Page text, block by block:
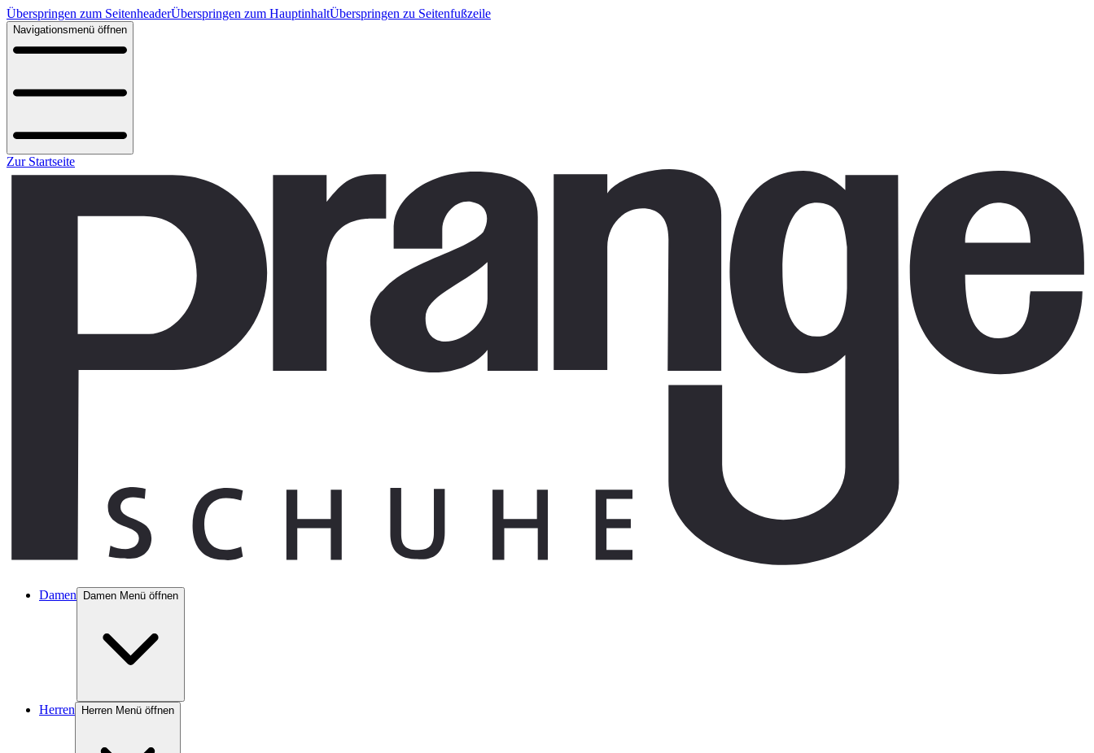
Überspringen zum SeitenheaderÜberspringen zum HauptinhaltÜberspringen zu Seitenfußzeile
Navigationsmenü öffnen
Zur Startseite
Damen Damen Menü öffnen
Herren Herren Menü öffnen